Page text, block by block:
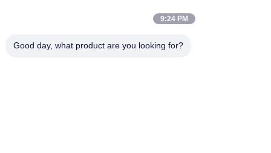
9:24 PM
Good day, what product are you looking for?